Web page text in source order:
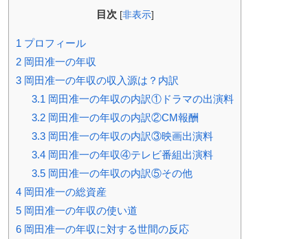
目次 [非表示]
1 プロフィール
2 岡田准一の年収
3 岡田准一の年収の収入源は？内訳
3.1 岡田准一の年収の内訳①ドラマの出演料
3.2岡田准一の年収の内訳②CM報酬
3.3岡田准一の年収の内訳③映画出演料
3.4岡田准一の年収④テレビ番組出演料
3.5岡田准一の年収の内訳⑤その他
4 岡田准一の総資産
5 岡田准一の年収の使い道
6 岡田准一の年収に対する世間の反応